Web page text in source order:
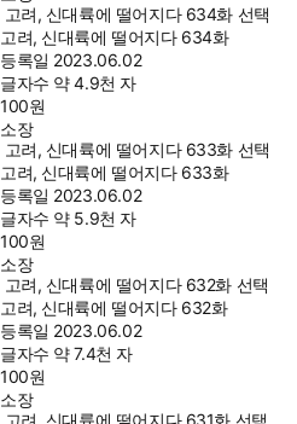
고려, 신대륙에 떨어지다 634화 선택
고려, 신대륙에 떨어지다 634화
등록일 2023.06.02
글자수 약 4.9천 자
100원
소장
고려, 신대륙에 떨어지다 633화 선택
고려, 신대륙에 떨어지다 633화
등록일 2023.06.02
글자수 약 5.9천 자
100원
소장
고려, 신대륙에 떨어지다 632화 선택
고려, 신대륙에 떨어지다 632화
등록일 2023.06.02
글자수 약 7.4천 자
100원
소장